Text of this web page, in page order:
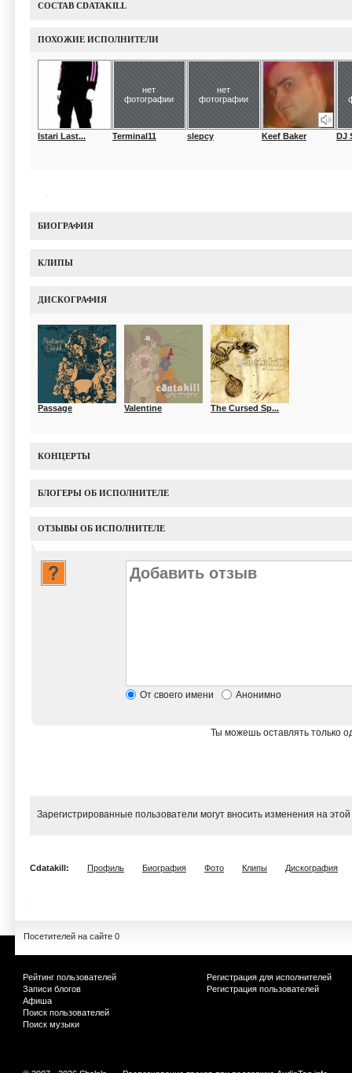
СОСТАВ CDATAKILL
ПОХОЖИЕ ИСПОЛНИТЕЛИ
Istari Last...
нет
фотографии
Terminal11
нет
фотографии
slepcy Keef Baker DJ
БИОГРАФИЯ
КЛИПЫ
ДИСКОГРАФИЯ
Passage Valentine The Cursed Sp...
КОНЦЕРТЫ
БЛОГЕРЫ ОБ ИСПОЛНИТЕЛЕ
ОТЗЫВЫ ОБ ИСПОЛНИТЕЛЕ
От своего имени Анонимно
Ты можешь оставлять только
Зарегистрированные пользователи могут вносить изменения на
Cdatakill: Профиль Биография Фото Клипы Дискография
Посетителей на сайте 0
Рейтинг пользователей
Записи блогов
Афиша
Поиск пользователей
Поиск музыки
Регистрация для исполнителей
Регистрация пользователей